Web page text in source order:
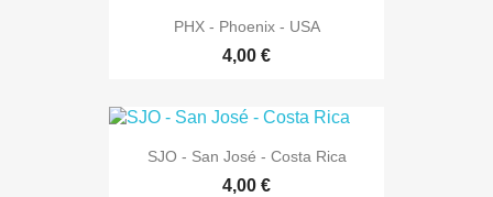
PHX - Phoenix - USA
4,00 €
SJO - San José - Costa Rica
4,00 €